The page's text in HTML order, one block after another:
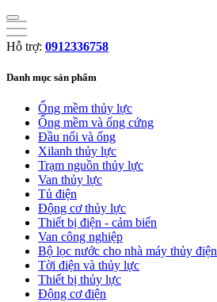
Hỗ trợ: 0912336758
Danh mục sản phẩm
Ống mềm thủy lực
Ống mềm và ống cứng
Đầu nối và ống
Xilanh thủy lực
Trạm nguồn thủy lực
Van thủy lực
Tủ điện
Động cơ thủy lực
Thiết bị điện - cảm biến
Van công nghiệp
Bộ lọc nước cho nhà máy thủy điện
Tời điện và thủy lực
Thiết bị thủy lực
Động cơ điện